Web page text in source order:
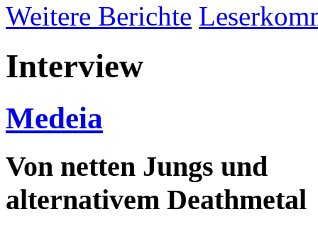
Weitere Berichte
Interview
Medeia
Von netten Jungs und
alternativem Deathmetal